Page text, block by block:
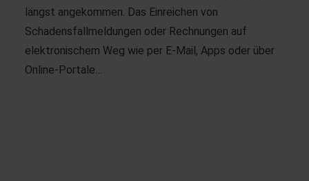
längst angekommen. Das Einreichen von
Schadensfallmeldungen oder Rechnungen auf
elektronischem Weg wie per E-Mail, Apps oder über
Online-Portale…